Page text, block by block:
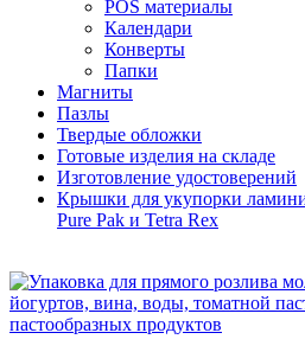
POS материалы
Календари
Конверты
Папки
Магниты
Пазлы
Твердые обложки
Готовые изделия на складе
Изготовление удостоверений
Крышки для укупорки
Pure Pak и Tetra Rex